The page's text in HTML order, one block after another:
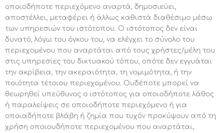
οποιοδήποτε περιεχόμενο αναρτά, δημοσιεύει,
αποστέλλει, μεταφέρει ή άλλως καθιστά διαθέσιμο μέσω
των υπηρεσιών του ιστότοπου. Ο ιστότοπος δεν είναι
δυνατό, λόγω του όγκου του, να ελέγχει το σύνολο του
περιεχομένου που αναρτάται από τους χρήστες/μέλη του
στις υπηρεσίες του δικτυακού τόπου, οπότε δεν εγγυάται
την ακρίβεια, την ακεραιότητα, τη νομιμότητα, ή την
ποιότητα τέτοιου περιεχομένου. Ουδέποτε μπορεί να
θεωρηθεί υπεύθυνος ο ιστότοπος για οποιοδήποτε λάθος
ή παραλείψεις σε οποιοδήποτε περιεχόμενο ή για
οποιαδήποτε βλάβη ή ζημία που τυχόν προκύψουν από τη
χρήση οποιουδήποτε περιεχομένου που αναρτάται,